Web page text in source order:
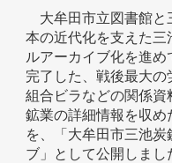
大牟田市立図書館と
本の近代化を支えた三
ルアーカイブ化を進
完了した、戦後最大
組合ビラなどの関係
鉱業の詳細情報を収
を、「大牟田市三池
ブ」として公開しまし